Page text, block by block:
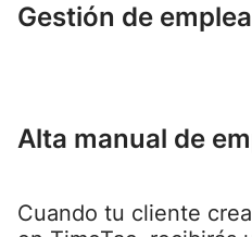
Gestión de
Alta manual de
Cuando tu cliente